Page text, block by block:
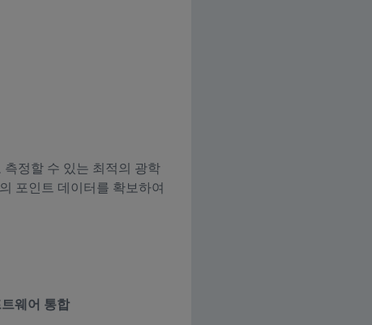
측정할 수 있는 최적의 광학
포인트 데이터를 확보하여
웨어 통합